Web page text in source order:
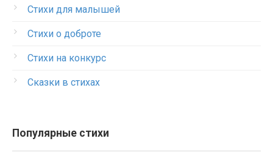
Стихи для малышей
Стихи о доброте
Стихи на конкурс
Сказки в стихах
Популярные стихи